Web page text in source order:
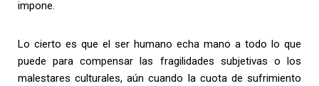
impone.
Lo cierto es que el ser humano echa mano a todo lo que
puede para compensar las fragilidades subjetivas o los
malestares culturales, aún cuando la cuota de sufrimiento